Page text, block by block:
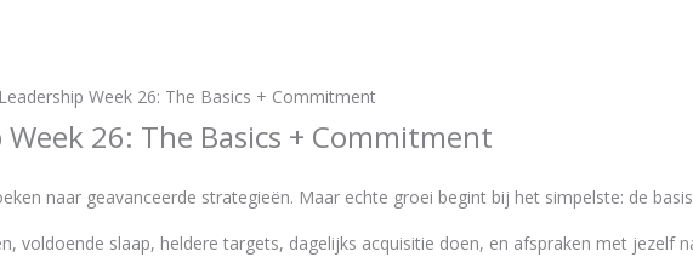
Week 26: The Basics + Commitment
26: The Basics + Commitment
naar geavanceerde strategieën. Maar echte groei begint bij het simpelste: de
voldoende slaap, heldere targets, dagelijks acquisitie doen, en afspraken met jezelf